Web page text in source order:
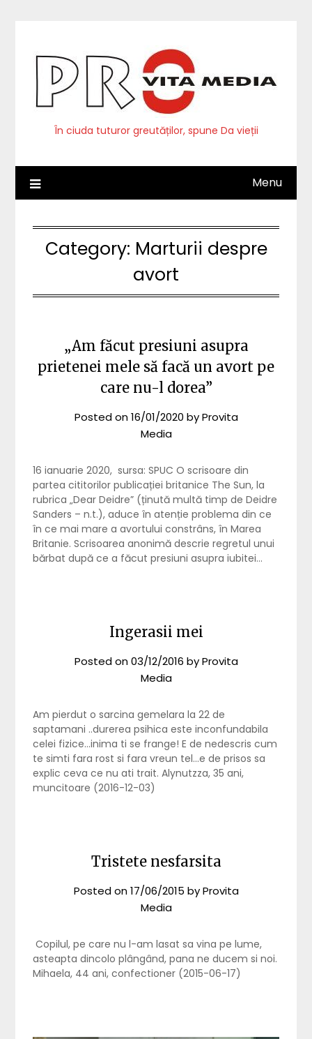
În ciuda tuturor greutăților, spune Da vieții
Menu
Category: Marturii despre
avort
„Am făcut presiuni asupra
prietenei mele să facă un avort pe
care nu-l dorea”
Posted on16/01/2020 byProvita
Media
16 ianuarie 2020, sursa: SPUC O scrisoare din
partea cititorilor publicației britanice The Sun, la
rubrica „Dear Deidre” (ținută multă timp de Deidre
Sanders – n.t.), aduce în atenție problema din ce
în ce mai mare a avortului constrâns, în Marea
Britanie. Scrisoarea anonimă descrie regretul unui
bărbat după ce a făcut presiuni asupra iubitei…
Ingerasii mei
Posted on03/12/2016 byProvita
Media
Am pierdut o sarcina gemelara la 22 de
saptamani ..durerea psihica este inconfundabila
celei fizice…inima ti se frange! E de nedescris cum
te simti fara rost si fara vreun tel…e de prisos sa
explic ceva ce nu ati trait. Alynutzza, 35 ani,
muncitoare (2016-12-03)
Tristete nesfarsita
Posted on17/06/2015 byProvita
Media
Copilul, pe care nu l-am lasat sa vina pe lume,
asteapta dincolo plângând, pana ne ducem si noi.
Mihaela, 44 ani, confectioner (2015-06-17)